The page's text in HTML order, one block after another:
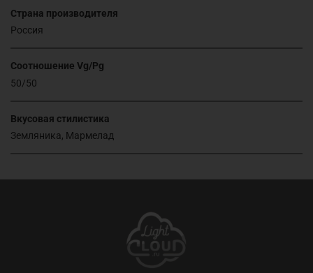
Страна производителя
Россия
Соотношение Vg/Pg
50/50
Вкусовая стилистика
Земляника, Мармелад